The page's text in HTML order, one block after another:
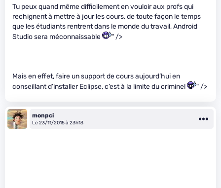
Tu peux quand même difficilement en vouloir aux profs qui
rechignent à mettre à jour les cours, de toute façon le temps
que les étudiants rentrent dans le monde du travail, Android
Studio sera méconnaissable
" />
Mais en effet, faire un support de cours aujourd’hui en
conseillant d’installer Eclipse, c’est à la limite du criminel
" />
monpci
Le 23/11/2015 à 23h13